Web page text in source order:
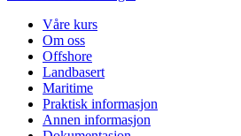
Våre kurs
Om oss
Offshore
Landbasert
Maritime
Praktisk informasjon
Annen informasjon